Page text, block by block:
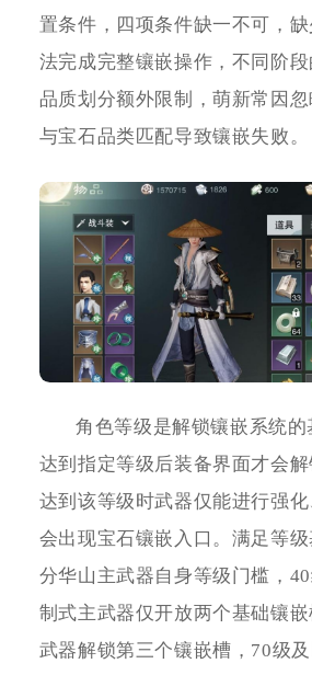
置条件，四项条件缺一不可，
法完成完整镶嵌操作，不同阶
品质划分额外限制，萌新常因
与宝石品类匹配导致镶嵌失败。
角色等级是解锁镶嵌系统
达到指定等级后装备界面才会
达到该等级时武器仅能进行强
会出现宝石镶嵌入口。满足等
分华山主武器自身等级门槛，
制式主武器仅开放两个基础镶
武器解锁第三个镶嵌槽，70级